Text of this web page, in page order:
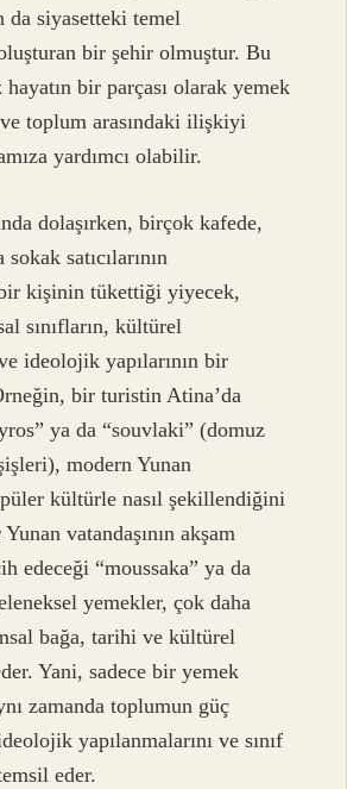
da siyasetteki temel
bir şehir olmuştur. Bu
bir parçası olarak yemek
toplum arasındaki ilişkiyi
yardımcı olabilir.
dolaşırken, birçok kafede,
satıcılarının
kişinin tükettiği yiyecek,
sınıfların, kültürel
ideolojik yapılarının bir
bir turistin Atina’da
ya da “souvlaki” (domuz
modern Yunan
kültürle nasıl şekillendiğini
vatandaşının akşam
edeceği “moussaka” ya da
yemekler, çok daha
bağa, tarihi ve kültürel
Yani, sadece bir yemek
zamanda toplumun güç
yapılanmalarını ve sınıf
eder.